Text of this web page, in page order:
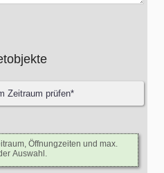
Öffnungzeiten und max.
Auswahl.